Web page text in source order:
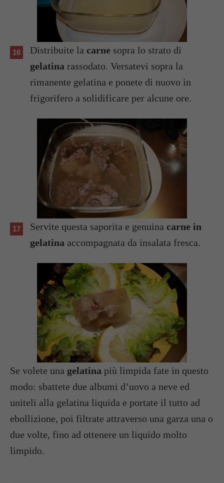
Distribuite la carne sopra lo strato di
gelatina rassodato. Versatevi sopra la
rimanente gelatina e ponete di nuovo in
frigorifero a solidificare per alcune ore.
Servite questa saporita e genuina carne in
gelatina accompagnata da insalata fresca.
Se volete una gelatina più limpida fate in questo
modo: sbattete due albumi d’uovo a neve ed
uniteli alla gelatina liquida e portate il tutto ad
ebollizione, poi filtrate attraverso una garza una o
due volte, fino ad ottenere un liquido molto
limpido.